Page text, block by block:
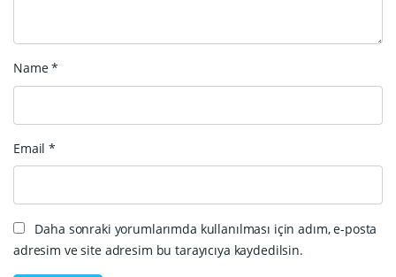
Name*
Email*
Daha sonraki yorumlarımda kullanılması için adım, e-posta
adresim ve site adresim bu tarayıcıya kaydedilsin.